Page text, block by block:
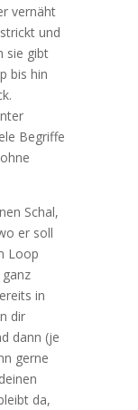
vernäht
und
sie gibt
bis hin
Begriffe
Schal,
er soll
Loop
in
dir
dann (je
gerne
da,